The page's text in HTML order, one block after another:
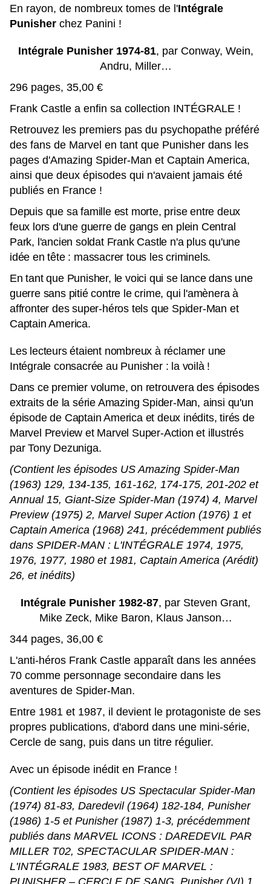
En rayon, de nombreux tomes de l'Intégrale
Punisher chez Panini !
Intégrale Punisher 1974-81, par Conway, Wein,
Andru, Miller…
296 pages, 35,00 €
Frank Castle a enfin sa collection INTÉGRALE !
Retrouvez les premiers pas du psychopathe préféré
des fans de Marvel en tant que Punisher dans les
pages d'Amazing Spider-Man et Captain America,
ainsi que deux épisodes qui n'avaient jamais été
publiés en France !
Depuis que sa famille est morte, prise entre deux
feux lors d'une guerre de gangs en plein Central
Park, l'ancien soldat Frank Castle n'a plus qu'une
idée en tête : massacrer tous les criminels.
En tant que Punisher, le voici qui se lance dans une
guerre sans pitié contre le crime, qui l'amènera à
affronter des super-héros tels que Spider-Man et
Captain America.
Les lecteurs étaient nombreux à réclamer une
Intégrale consacrée au Punisher : la voilà !
Dans ce premier volume, on retrouvera des épisodes
extraits de la série Amazing Spider-Man, ainsi qu'un
épisode de Captain America et deux inédits, tirés de
Marvel Preview et Marvel Super-Action et illustrés
par Tony Dezuniga.
(Contient les épisodes US Amazing Spider-Man
(1963) 129, 134-135, 161-162, 174-175, 201-202 et
Annual 15, Giant-Size Spider-Man (1974) 4, Marvel
Preview (1975) 2, Marvel Super Action (1976) 1 et
Captain America (1968) 241, précédemment publiés
dans SPIDER-MAN : L'INTÉGRALE 1974, 1975,
1976, 1977, 1980 et 1981, Captain America (Arédit)
26, et inédits)
Intégrale Punisher 1982-87, par Steven Grant,
Mike Zeck, Mike Baron, Klaus Janson…
344 pages, 36,00 €
L'anti-héros Frank Castle apparaît dans les années
70 comme personnage secondaire dans les
aventures de Spider-Man.
Entre 1981 et 1987, il devient le protagoniste de ses
propres publications, d'abord dans une mini-série,
Cercle de sang, puis dans un titre régulier.
Avec un épisode inédit en France !
(Contient les épisodes US Spectacular Spider-Man
(1974) 81-83, Daredevil (1964) 182-184, Punisher
(1986) 1-5 et Punisher (1987) 1-3, précédemment
publiés dans MARVEL ICONS : DAREDEVIL PAR
MILLER T02, SPECTACULAR SPIDER-MAN :
L'INTÉGRALE 1983, BEST OF MARVEL :